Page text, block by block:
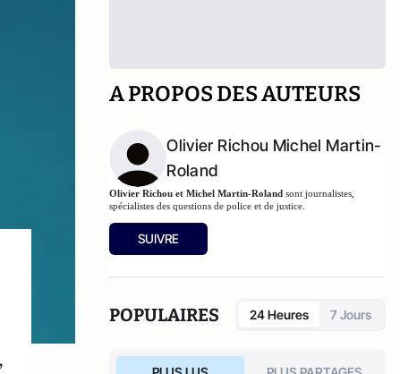
A PROPOS DES AUTEURS
Olivier Richou Michel Martin-
Roland
Olivier Richou et Michel Martin-Roland sont journalistes,
spécialistes des questions de police et de justice.
SUIVRE
POPULAIRES 24 Heures 7 Jours